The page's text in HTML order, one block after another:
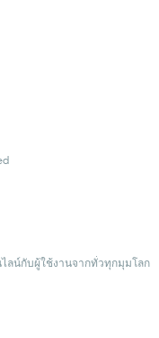
ลน์กับผู้ใช้งานจากทั่วทุกมุมโลก